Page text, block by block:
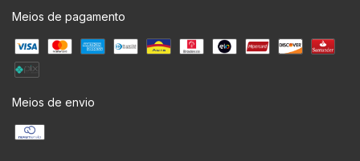
Meios de pagamento
Meios de envio